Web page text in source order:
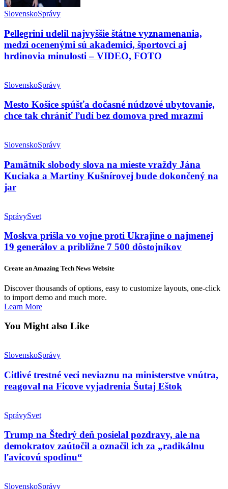
SlovenskoSprávy
Pellegrini udelil najvyššie štátne vyznamenania,
medzi ocenenými sú akademici, športovci aj
hrdinovia minulosti – VIDEO, FOTO
SlovenskoSprávy
Mesto Košice spúšťa dočasné núdzové ubytovanie,
chce tak chrániť ľudí bez domova pred mrazmi
SlovenskoSprávy
Pamätník slobody slova na mieste vraždy Jána
Kuciaka a Martiny Kušnírovej bude dokončený na
jar
SprávySvet
Moskva prišla vo vojne proti Ukrajine o najmenej
19 generálov a približne 7 500 dôstojníkov
Create an Amazing Tech News Website
Discover thousands of options, easy to customize layouts, one-click
to import demo and much more.
Learn More
You Might also Like
SlovenskoSprávy
Citlivé trestné veci neviaznu na ministerstve vnútra,
reagoval na Ficove vyjadrenia Šutaj Eštok
SprávySvet
Trump na Štedrý deň posielal pozdravy, ale na
demokratov zaútočil a označil ich za „radikálnu
ľavicovú spodinu“
SlovenskoSprávy